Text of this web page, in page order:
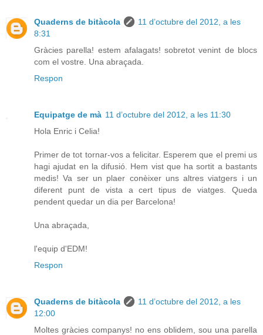
Quaderns de bitàcola
11 d’octubre del 2012, a les
8:31
Gràcies parella! estem afalagats! sobretot venint de blocs
com el vostre. Una abraçada.
Respon
Equipatge de mà 11 d’octubre del 2012, a les 11:30
Hola Enric i Celia!
Primer de tot tornar-vos a felicitar. Esperem que el premi us
hagi ajudat en la difusió. Hem vist que ha sortit a bastants
medis! Va ser un plaer conèixer uns altres viatgers i un
diferent punt de vista a cert tipus de viatges. Queda
pendent quedar un dia per Barcelona!
Una abraçada,
l'equip d'EDM!
Respon
Quaderns de bitàcola
11 d’octubre del 2012, a les
12:00
Moltes gràcies companys! no ens oblidem, sou una parella